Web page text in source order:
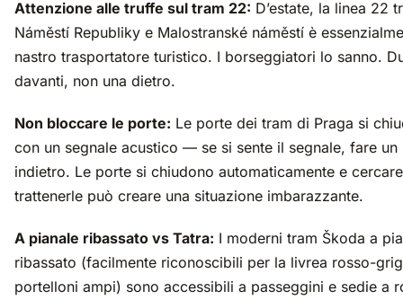
Attenzione alle truffe sul tram 22: D’estate, la linea 22
Náměstí Republiky e Malostranské náměstí è
nastro trasportatore turistico. I borseggiatori lo sanno.
davanti, non una dietro.
Non bloccare le porte: Le porte dei tram di Praga si
con un segnale acustico — se si sente il segnale, fare un
indietro. Le porte si chiudono automaticamente e
trattenerle può creare una situazione imbarazzante.
A pianale ribassato vs Tatra: I moderni tram Škoda a
ribassato (facilmente riconoscibili per la livrea rosso-
portelloni ampi) sono accessibili a passeggini e sedie a